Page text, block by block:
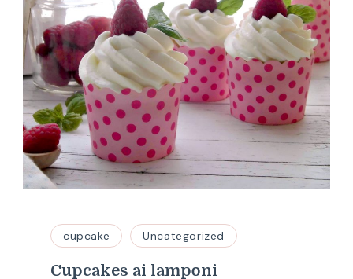
cupcake Uncategorized
Cupcakes ai lamponi